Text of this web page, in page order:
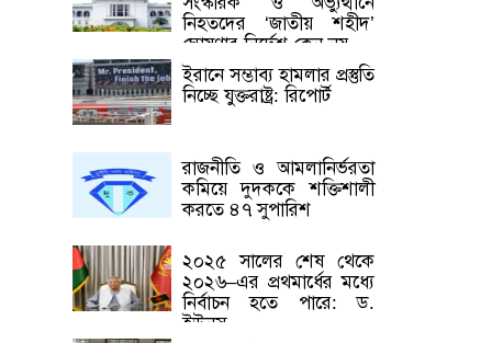
নিহতদের ‘জাতীয় শহীদ’
ঘোষণার নির্দেশ কেন নয়
ইরানে সম্ভাব্য হামলার প্রস্তুতি
নিচ্ছে যুক্তরাষ্ট্র: রিপোর্ট
রাজনীতি ও আমলানির্ভরতা
কমিয়ে দুদককে শক্তিশালী
করতে ৪৭ সুপারিশ
২০২৫ সালের শেষ থেকে
২০২৬–এর প্রথমার্ধের মধ্যে
নির্বাচন হতে পারে: ড.
ইউনূস